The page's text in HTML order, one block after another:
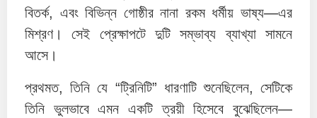
বিতর্ক, এবং বিভিন্ন গোষ্ঠীর নানা রকম ধর্মীয় ভাষ্য—এর
মিশ্রণ। সেই প্রেক্ষাপটে দুটি সম্ভাব্য ব্যাখ্যা সামনে
আসে।
প্রথমত, তিনি যে “ট্রিনিটি” ধারণাটি শুনেছিলেন, সেটিকে
তিনি ভুলভাবে এমন একটি ত্রয়ী হিসেবে বুঝেছিলেন—